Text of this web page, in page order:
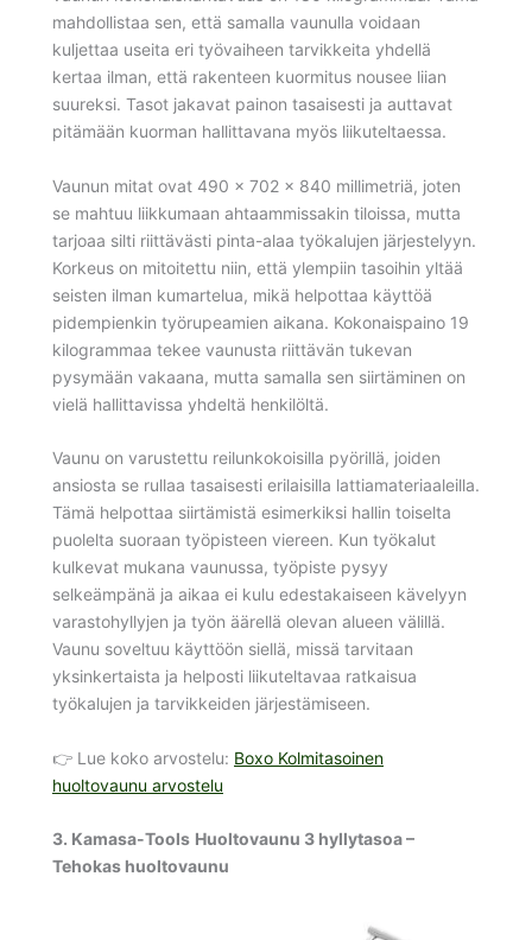
mahdollistaa sen, että samalla vaunulla voidaan
kuljettaa useita eri työvaiheen tarvikkeita yhdellä
kertaa ilman, että rakenteen kuormitus nousee liian
suureksi. Tasot jakavat painon tasaisesti ja auttavat
pitämään kuorman hallittavana myös liikuteltaessa.
Vaunun mitat ovat 490 x 702 x 840 millimetriä, joten
se mahtuu liikkumaan ahtaammissakin tiloissa, mutta
tarjoaa silti riittävästi pinta-alaa työkalujen järjestelyyn.
Korkeus on mitoitettu niin, että ylempiin tasoihin yltää
seisten ilman kumartelua, mikä helpottaa käyttöä
pidempienkin työrupeamien aikana. Kokonaispaino 19
kilogrammaa tekee vaunusta riittävän tukevan
pysymään vakaana, mutta samalla sen siirtäminen on
vielä hallittavissa yhdeltä henkilöltä.
Vaunu on varustettu reilunkokoisilla pyörillä, joiden
ansiosta se rullaa tasaisesti erilaisilla lattiamateriaaleilla.
Tämä helpottaa siirtämistä esimerkiksi hallin toiselta
puolelta suoraan työpisteen viereen. Kun työkalut
kulkevat mukana vaunussa, työpiste pysyy
selkeämpänä ja aikaa ei kulu edestakaiseen kävelyyn
varastohyllyjen ja työn äärellä olevan alueen välillä.
Vaunu soveltuu käyttöön siellä, missä tarvitaan
yksinkertaista ja helposti liikuteltavaa ratkaisua
työkalujen ja tarvikkeiden järjestämiseen.
👉 Lue koko arvostelu: Boxo Kolmitasoinen
huoltovaunu arvostelu
3. Kamasa-Tools Huoltovaunu 3 hyllytasoa –
Tehokas huoltovaunu